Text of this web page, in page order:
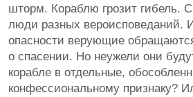
шторм. Кораблю грозит гибель.
люди разных вероисповеданий.
опасности верующие
о спасении. Но неужели они
корабле в отдельные,
конфессиональному признаку?